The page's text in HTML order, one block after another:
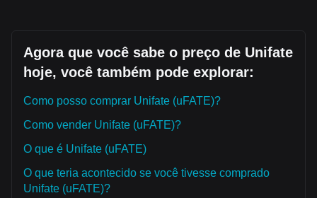
Agora que você sabe o preço de Unifate
hoje, você também pode explorar:
Como posso comprar Unifate (uFATE)?
Como vender Unifate (uFATE)?
O que é Unifate (uFATE)
O que teria acontecido se você tivesse comprado
Unifate (uFATE)?